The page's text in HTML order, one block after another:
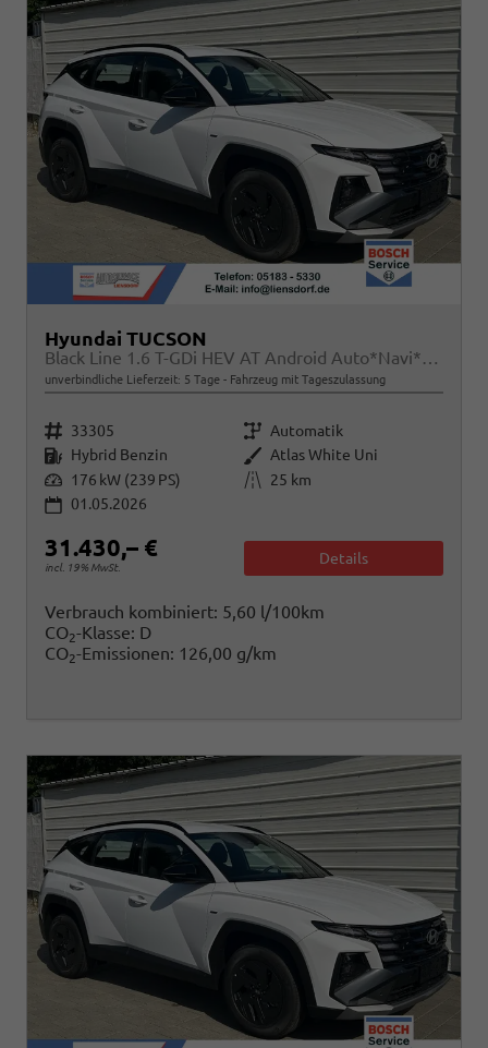
Hyundai TUCSON
Black Line 1.6 T-GDi HEV AT Android Auto*Navi*SHZ*Kamera*2Z Klimaauto*
unverbindliche Lieferzeit: 5 Tage Fahrzeug mit Tageszulassung
Fahrzeugnr. 33305 Getriebe Automatik
Kraftstoff Hybrid Benzin Außenfarbe Atlas White Uni
Leistung 176 kW (239 PS) Kilometerstand
25 km
01.05.2026
31.430,– €
incl. 19% MwSt.
Details
Verbrauch kombiniert: 5,60 l/100km
CO2-Klasse: D
CO2-Emissionen: 126,00 g/km